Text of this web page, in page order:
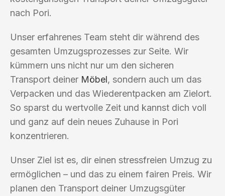
nach Pori.
Unser erfahrenes Team steht dir während des
gesamten Umzugsprozesses zur Seite. Wir
kümmern uns nicht nur um den sicheren
Transport deiner Möbel, sondern auch um das
Verpacken und das Wiederentpacken am Zielort.
So sparst du wertvolle Zeit und kannst dich voll
und ganz auf dein neues Zuhause in Pori
konzentrieren.
Unser Ziel ist es, dir einen stressfreien Umzug zu
ermöglichen – und das zu einem fairen Preis. Wir
planen den Transport deiner Umzugsgüter